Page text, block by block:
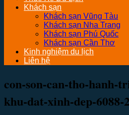
Khách sạn
Khách sạn Vũng Tàu
Khách sạn Nha Trang
Khách sạn Phú Quốc
Khách sạn Cần Thơ
Kinh nghiệm du lịch
Liên hệ
con-son-can-tho-hanh-
khu-dat-xinh-dep-6088-2